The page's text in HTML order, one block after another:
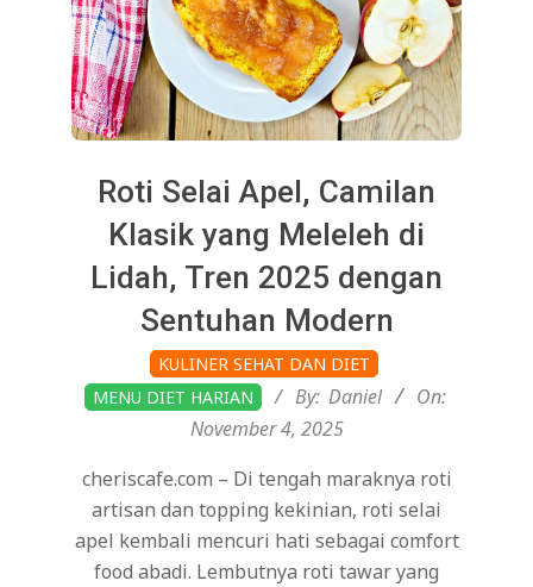
Roti Selai Apel, Camilan
Klasik yang Meleleh di
Lidah, Tren 2025 dengan
Sentuhan Modern
11-
04
KULINER SEHAT DAN DIET
MENU DIET HARIAN
By: Daniel
On:
November 4, 2025
cheriscafe.com – Di tengah maraknya roti
artisan dan topping kekinian, roti selai
apel kembali mencuri hati sebagai comfort
food abadi. Lembutnya roti tawar yang